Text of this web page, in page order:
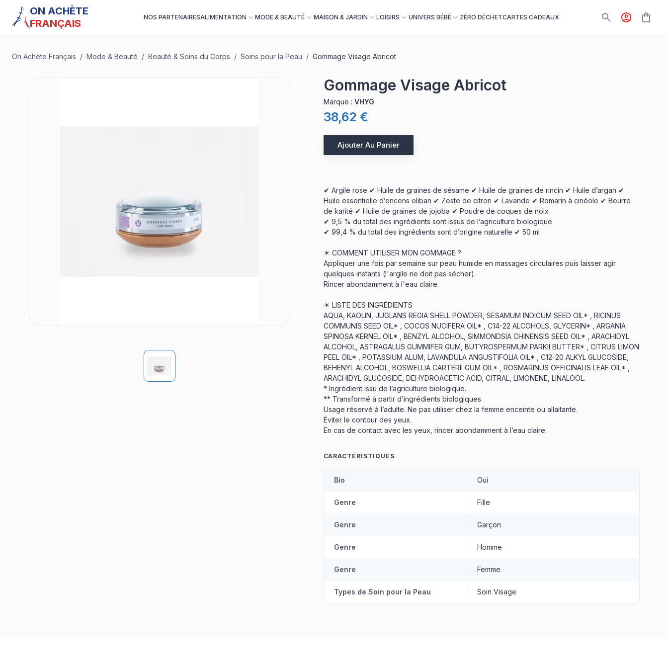
ON ACHÈTE
FRANÇAIS
NOS PARTENAIRESALIMENTATION MODE & BEAUTÉ MAISON & JARDIN LOISIRS UNIVERS BÉBÉ ZÉRO DÉCHETCARTES CADEAUX
On Achète Français / Mode & Beauté / Beauté & Soins du Corps / Soins pour la Peau / Gommage Visage Abricot
Gommage Visage Abricot
Marque : VHYG
38,62 €
Ajouter Au Panier
✔ Argile rose ✔ Huile de graines de sésame ✔ Huile de graines de rincin ✔ Huile d’argan ✔
Huile essentielle d’encens oliban ✔ Zeste de citron ✔ Lavande ✔ Romarin à cinéole ✔ Beurre
de karité ✔ Huile de graines de jojoba ✔ Poudre de coques de noix
✔ 9,5 % du total des ingrédients sont issus de l’agriculture biologique
✔ 99,4 % du total des ingrédients sont d’origine naturelle ✔ 50 ml
☀ COMMENT UTILISER MON GOMMAGE ?
Appliquer une fois par semaine sur peau humide en massages circulaires puis laisser agir
quelques instants (l'argile ne doit pas sécher).
Rincer abondamment à l'eau claire.
☀ LISTE DES INGRÉDIENTS
AQUA, KAOLIN, JUGLANS REGIA SHELL POWDER, SESAMUM INDICUM SEED OIL* , RICINUS
COMMUNIS SEED OIL* , COCOS NUCIFERA OIL* , C14-22 ALCOHOLS, GLYCERIN* , ARGANIA
SPINOSA KERNEL OIL* , BENZYL ALCOHOL, SIMMONDSIA CHINENSIS SEED OIL* , ARACHIDYL
ALCOHOL, ASTRAGALUS GUMMIFER GUM, BUTYROSPERMUM PARKII BUTTER* , CITRUS LIMON
PEEL OIL* , POTASSIUM ALUM, LAVANDULA ANGUSTIFOLIA OIL* , C12-20 ALKYL GLUCOSIDE,
BEHENYL ALCOHOL, BOSWELLIA CARTERII GUM OIL* , ROSMARINUS OFFICINALIS LEAF OIL* ,
ARACHIDYL GLUCOSIDE, DEHYDROACETIC ACID, CITRAL, LIMONENE, LINALOOL.
* Ingrédient issu de l’agriculture biologique.
** Transformé à partir d’ingrédients biologiques.
Usage réservé à l’adulte. Ne pas utiliser chez la femme enceinte ou allaitante.
Éviter le contour des yeux.
En cas de contact avec les yeux, rincer abondamment à l’eau claire.
CARACTÉRISTIQUES
Bio Oui
Genre Fille
Genre Garçon
Genre Homme
Genre Femme
Types de Soin pour la Peau Soin Visage